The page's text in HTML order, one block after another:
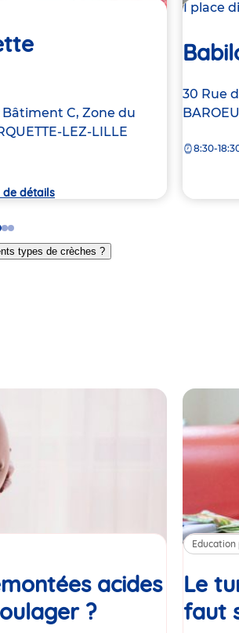
Bâtiment C, Zone du
LEZ-LILLE
de détails
1 place
Adresse
de
crèche
30 Rue
8:30-
Go
to
slide
Go
to
slide
types de crèches ?
acides
?Article
Le
faut